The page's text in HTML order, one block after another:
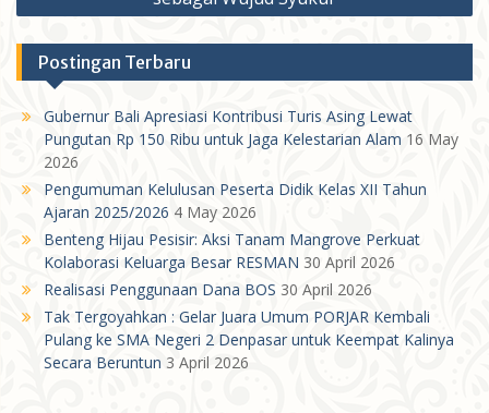
Postingan Terbaru
Gubernur Bali Apresiasi Kontribusi Turis Asing Lewat
Pungutan Rp 150 Ribu untuk Jaga Kelestarian Alam 16 May
2026
Pengumuman Kelulusan Peserta Didik Kelas XII Tahun
Ajaran 2025/2026 4 May 2026
Benteng Hijau Pesisir: Aksi Tanam Mangrove Perkuat
Kolaborasi Keluarga Besar RESMAN 30 April 2026
Realisasi Penggunaan Dana BOS 30 April 2026
Tak Tergoyahkan : Gelar Juara Umum PORJAR Kembali
Pulang ke SMA Negeri 2 Denpasar untuk Keempat Kalinya
Secara Beruntun 3 April 2026